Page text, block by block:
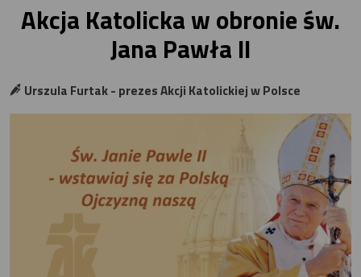
Akcja Katolicka w obronie św.
Jana Pawła II
Urszula Furtak - prezes Akcji Katolickiej w Polsce